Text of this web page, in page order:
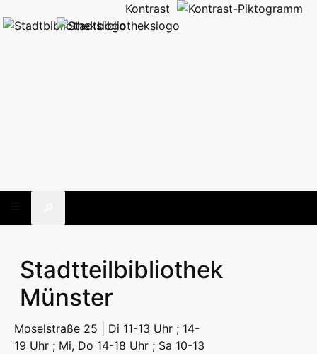
Kontrast
Stadtteilbibliothek
Münster
Moselstraße 25 | Di 11-13 Uhr ; 14-
19 Uhr ; Mi, Do 14-18 Uhr ; Sa 10-13